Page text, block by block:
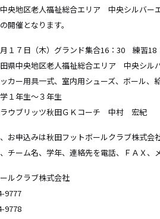
央地区老人福祉総合エリア 中央シルバーエ
開催となります。
日（木）グランド集合16：30 練習18
央地区老人福祉総合エリア 中央シル
ー用具一式、室内用シューズ、ボール、
年生～３年生
ブリッツ秋田ＧＫコーチ 中村 宏紀
お申込みは秋田フットボールクラブ株式会
チーム名、学年、連絡先を電話、ＦＡＸ、
ルクラブ株式会社
9777
9778